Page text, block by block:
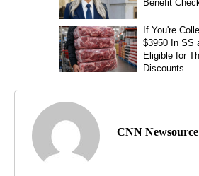
CNN Newsource